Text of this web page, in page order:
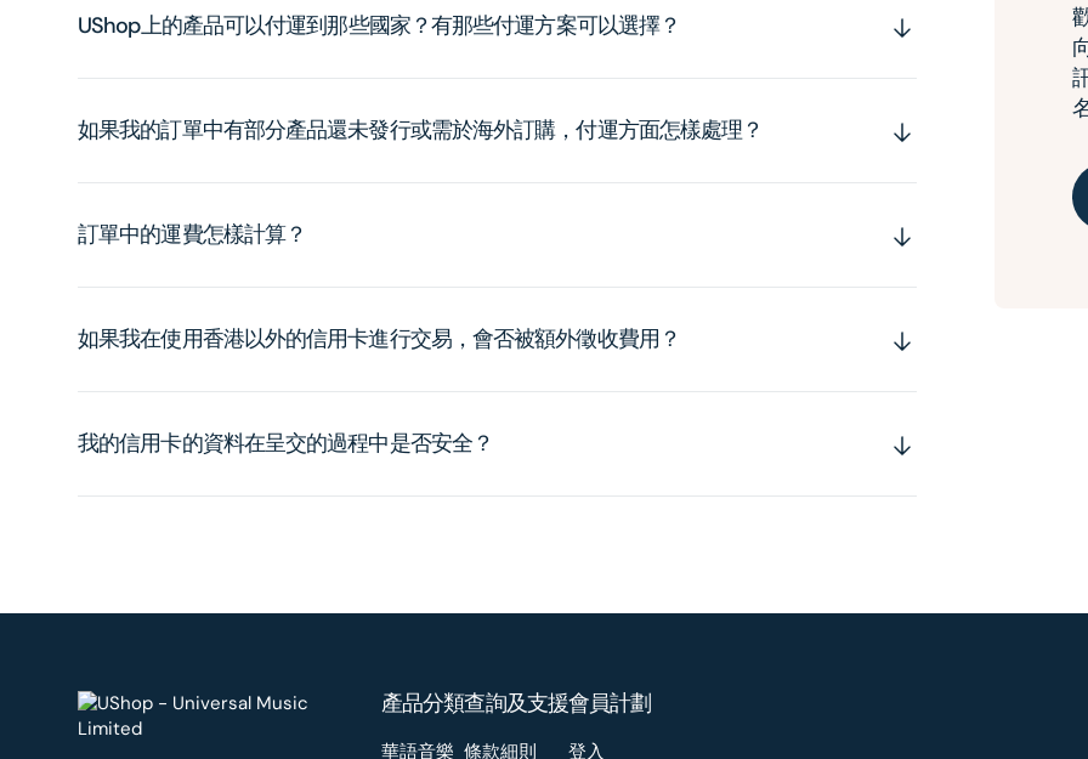
UShop上的產品可以付運到那些國家？有那些付運方案可以選擇？
如果我的訂單中有部分產品還未發行或需於海外訂購，付運方面怎樣處理？
訂單中的運費怎樣計算？
如果我在使用香港以外的信用卡進行交易，會否被額外徵收費用？
我的信用卡的資料在呈交的過程中是否安全？
產品分類
華語音樂
查詢及支援
條款細則
會員計劃
登入